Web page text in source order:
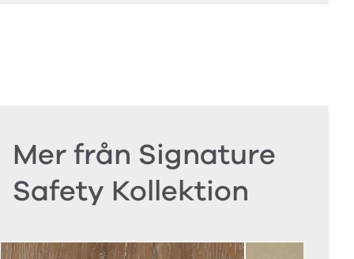
Mer från Signature
Safety Kollektion